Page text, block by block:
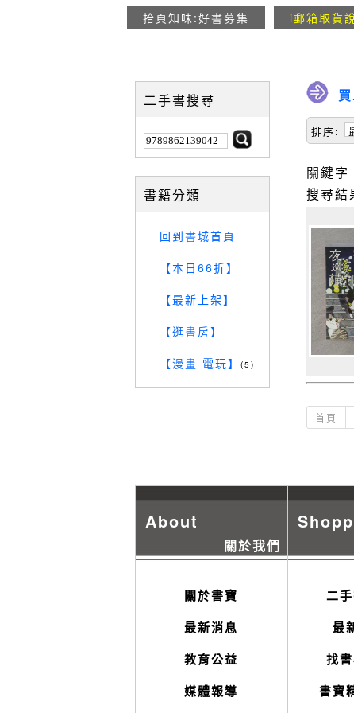
拾頁知味:好書募集 i郵箱取貨
二手書搜尋
書籍分類
回到書城首頁
【本日66折】
【最新上架】
【逛書房】
【漫畫 電玩】
(5)
排序:
關鍵字
搜尋結
首頁
About
關於我們
關於書寶
最新消息
教育公益
媒體報導
二
最
找
書寶